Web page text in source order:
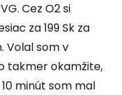
Cez O2 si
za 199 Sk za
Volal som v
takmer okamžite,
minút som mal